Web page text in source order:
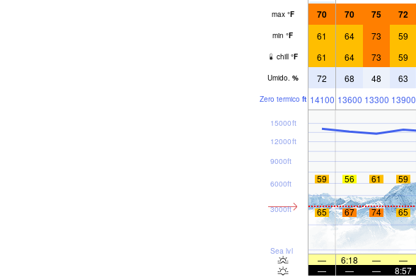
max °F 70 70 75 72
min °F 61 64 73 59
chill °F 61 64 73 59
Umido. % 72 68 48 63
Zero termico ft 14100 13600 13300 13900
Sea lvl
3000ft
6000ft
9000ft
12000ft
15000ft
59 56 61 59
65 67 74 65
— 6:18 — —
—
— — 8:57